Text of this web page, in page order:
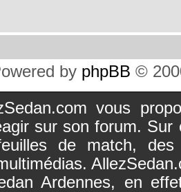
by phpBB ©
vous
sur son forum.
de match, des
Ardennes, en